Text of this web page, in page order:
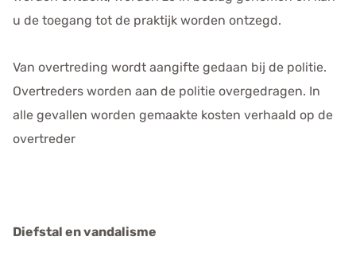
u de toegang tot de praktijk worden ontzegd.
Van overtreding wordt aangifte gedaan bij de politie.
Overtreders worden aan de politie overgedragen. In
alle gevallen worden gemaakte kosten verhaald op de
overtreder
Diefstal en vandalisme